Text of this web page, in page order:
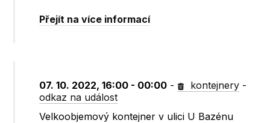
Přejít na více informací
07. 10. 2022, 16:00 - 00:00 - kontejnery -
odkaz na událost
Velkoobjemový kontejner v ulici U Bazénu